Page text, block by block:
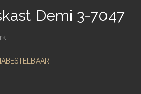
Demi 3-7047